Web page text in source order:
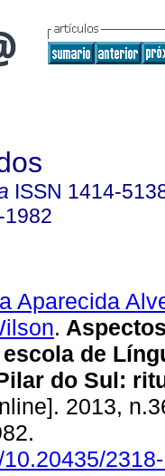
ISSN 1414-
1982
Aparecida
.
de
do Sul:
2013,